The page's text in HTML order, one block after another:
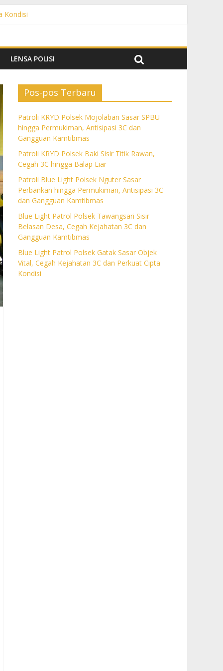
Kondisi
Gangguan Kamtibmas
Kamtibmas
LENSA POLISI
Pos-pos Terbaru
Patroli KRYD Polsek Mojolaban Sasar SPBU
hingga Permukiman, Antisipasi 3C dan
Gangguan Kamtibmas
Patroli KRYD Polsek Baki Sisir Titik Rawan,
Cegah 3C hingga Balap Liar
Patroli Blue Light Polsek Nguter Sasar
Perbankan hingga Permukiman, Antisipasi 3C
dan Gangguan Kamtibmas
Blue Light Patrol Polsek Tawangsari Sisir
Belasan Desa, Cegah Kejahatan 3C dan
Gangguan Kamtibmas
Blue Light Patrol Polsek Gatak Sasar Objek
Vital, Cegah Kejahatan 3C dan Perkuat Cipta
Kondisi